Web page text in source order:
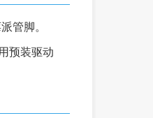
管脚。
预装驱动